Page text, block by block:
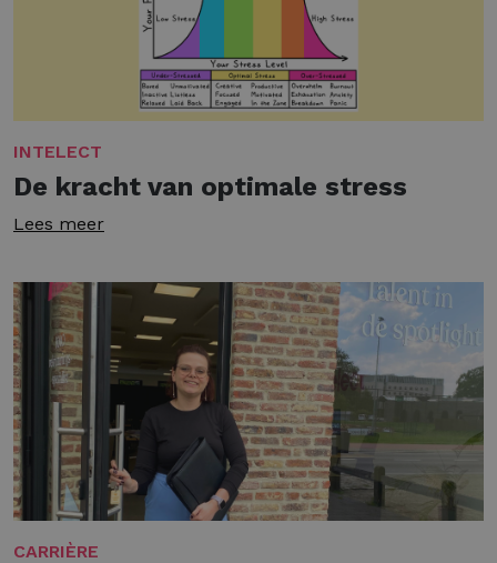
INTELECT
De kracht van optimale stress
Lees meer
CARRIÈRE